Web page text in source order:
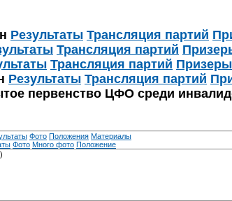
Результаты Трансляция партий
Трансляция партий
Трансляция партий Призеры
Результаты Трансляция партий
первенство ЦФО среди
Фото Положения Материалы
Фото Много фото Положение